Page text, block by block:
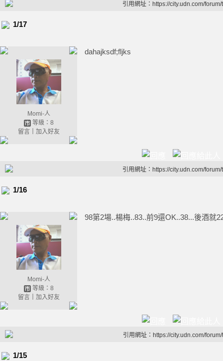
引用網址：https://city.udn.com/
1/17
Momi-人
等級：8
留言｜ 加入好友
dahajksdf;fljks
引用網址：https://city.udn.com/
1/16
Momi-人
等級：8
留言｜ 加入好友
98第2場..楊梅..83..前9還OK..38...後酒就
引用網址：https://city.udn.com/
1/15